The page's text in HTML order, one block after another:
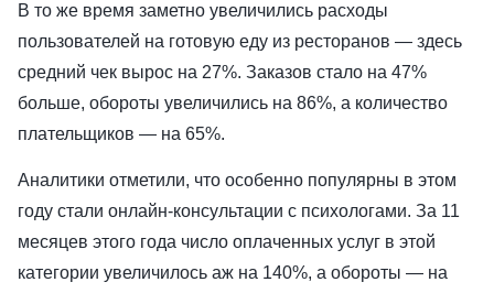
В то же время заметно увеличились расходы
пользователей на готовую еду из ресторанов — здесь
средний чек вырос на 27%. Заказов стало на 47%
больше, обороты увеличились на 86%, а количество
плательщиков — на 65%.
Аналитики отметили, что особенно популярны в этом
году стали онлайн-консультации с психологами. За 11
месяцев этого года число оплаченных услуг в этой
категории увеличилось аж на 140%, а обороты — на